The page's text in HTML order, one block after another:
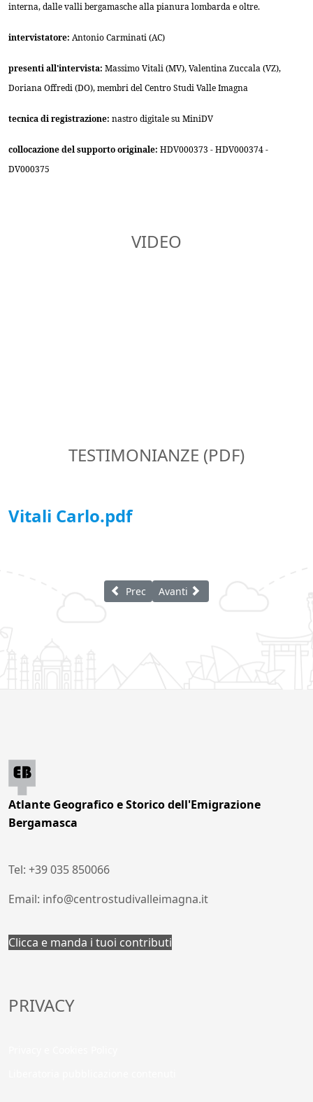
interna, dalle valli bergamasche alla pianura lombarda e oltre.
intervistatore: Antonio Carminati (AC)
presenti all'intervista: Massimo Vitali (MV), Valentina Zuccala (VZ),
Doriana Offredi (DO), membri del Centro Studi Valle Imagna
tecnica di registrazione: nastro digitale su MiniDV
collocazione del supporto originale: HDV000373 - HDV000374 -
DV000375
VIDEO
TESTIMONIANZE (PDF)
Vitali Carlo.pdf
Articolo precedente: Vitali Armeno
Prec Articolo successivo: Famiglia
Avanti
Atlante Geografico e Storico dell'Emigrazione
Bergamasca
Tel: +39 035 850066
Email: info@centrostudivalleimagna.it
Clicca e manda i tuoi contributi
PRIVACY